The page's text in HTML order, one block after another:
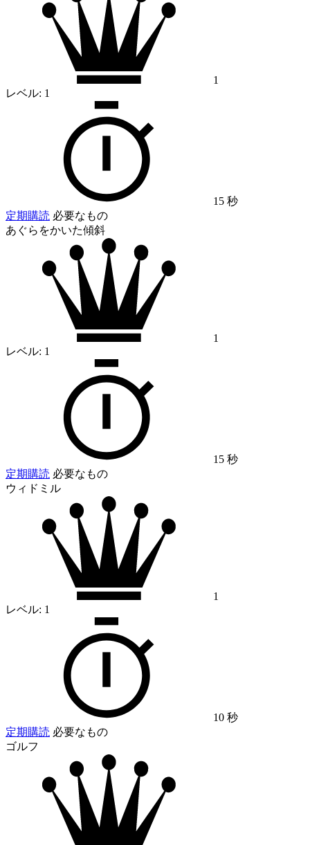
1
レベル: 1
15 秒
定期購読 必要なもの
あぐらをかいた傾斜
1
レベル: 1
15 秒
定期購読 必要なもの
ウィドミル
1
レベル: 1
10 秒
定期購読 必要なもの
ゴルフ